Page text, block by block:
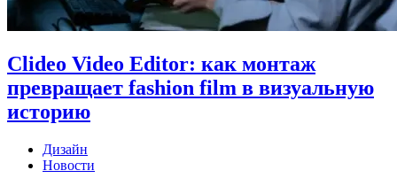
Clideo Video Editor: как монтаж
превращает fashion film в визуальную
историю
Дизайн
Новости